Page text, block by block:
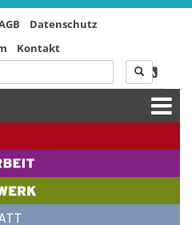
Datenschutz
Kontakt